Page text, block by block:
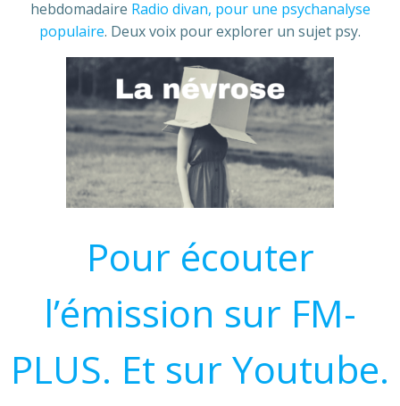
hebdomadaire Radio divan, pour une psychanalyse
populaire. Deux voix pour explorer un sujet psy.
Pour écouter
l’émission sur FM-
PLUS. Et sur Youtube.